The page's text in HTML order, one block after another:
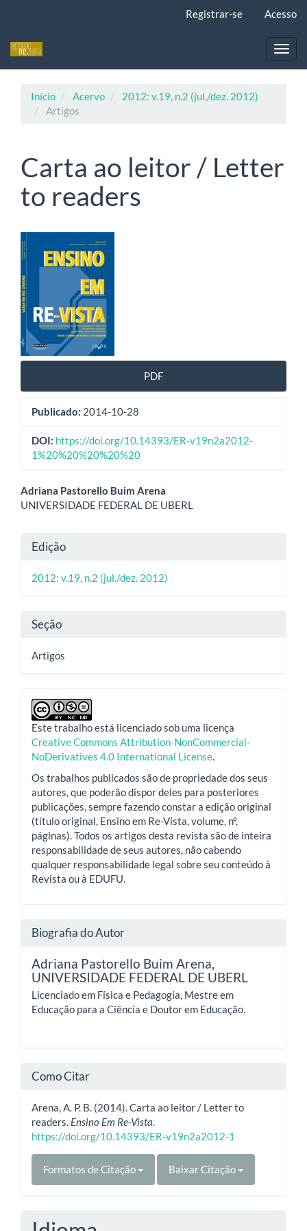
principal
Registrar-se Acesso
Início Acervo
2012: v.19, n.2 (jul./dez. 2012)
Artigos
Carta ao leitor / Letter
to readers
Barra
lateral
de
artigos
PDF
Publicado: 2014-10-28
DOI: https://doi.org/10.14393/ER-v19n2a2012-
1%20%20%20%20%20
Conteúdo
artigo
principal
Adriana Pastorello Buim Arena
UNIVERSIDADE FEDERAL DE UBERL
Detalhes
do
Edição
2012: v.19, n.2 (jul./dez. 2012)
Seção
Artigos
Este trabalho está licenciado sob uma licença
Creative Commons Attribution-NonCommercial-
NoDerivatives 4.0 International License
Os trabalhos publicados são de propriedade dos seus
autores, que poderão dispor deles para posteriores
publicações, sempre fazendo constar a edição original
(título original, Ensino em Re-Vista, volume, nº,
páginas). Todos os artigos desta revista são de inteira
responsabilidade de seus autores, não cabendo
qualquer responsabilidade legal sobre seu conteúdo à
Revista ou à EDUFU.
Biografia do Autor
Adriana Pastorello Buim Arena,
UNIVERSIDADE FEDERAL DE UBERL
Licenciado em Física e Pedagogia, Mestre em
Educação para a Ciência e Doutor em Educação.
Como Citar
Arena, A. P. B. (2014). Carta ao leitor / Letter to
readers. Ensino Em Re-Vista
https://doi.org/10.14393/ER-v19n2a2012-1
Formatos de Citação Baixar Citação